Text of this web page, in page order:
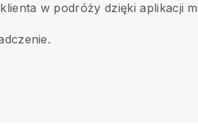
w podróży dzięki aplikacji